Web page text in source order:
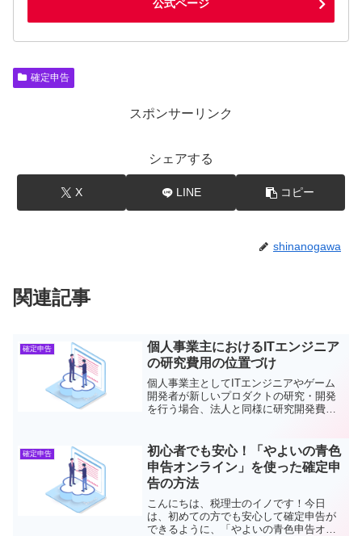
公式ページ
確定申告
スポンサーリンク
シェアする
X LINE コピー
shinanogawa
関連記事
確定申告
個人事業主におけるITエンジニア
の研究費用の位置づけ
個人事業主としてITエンジニアやゲーム
開発者が新しいプロダクトの研究・開発
を行う場合、法人と同様に研究開発費が
異なり、個人事業主向けの制度は明確に
定められている部分が限ら...
確定申告
初心者でも安心！「やよいの青色
申告オンライン」を使った確定申
告の方法
こんにちは、税理士のイノです！今日
は、初めての方でも安心して確定申告が
できるように、「やよいの青色申告オン